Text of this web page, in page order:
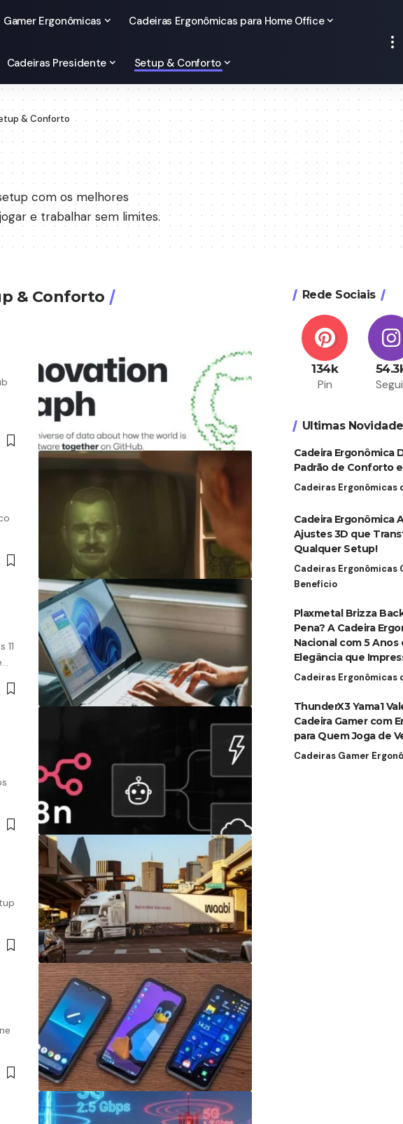
Gamer Ergonômicas Cadeiras Ergonômicas para Home Office
Cadeiras Presidente Setup & Conforto
& Conforto
com os melhores
e trabalhar sem limites.
& Conforto
Rede Sociais
134k
Pin
Ultimas
Cadeira Ergonômica
Padrão de Conforto
Cadeiras Ergonômicas
Cadeira Ergonômica
Ajustes 3D que
Qualquer Setup!
Cadeiras Ergonômicas
Benefício
Plaxmetal Brizza
Pena? A Cadeira
Nacional com 5 Anos
Elegância que
Cadeiras Ergonômicas
ThunderX3 Yama1
Cadeira Gamer com
para Quem Joga de
Cadeiras Gamer